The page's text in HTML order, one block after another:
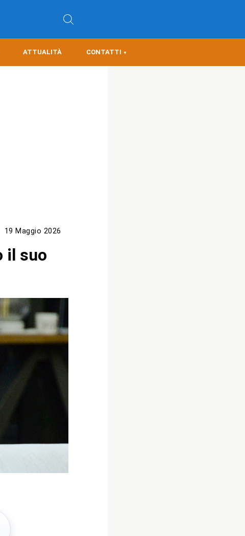
ATTUALITÀ CONTATTI
19 Maggio 2026
il suo